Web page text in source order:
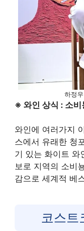
하정
※ 와인 상식 : 소비
와인에 여러가지
스에서 유래한 청
기 있는 화이트 와
보로 지역의 소비
감으로 세계적 베
코스트